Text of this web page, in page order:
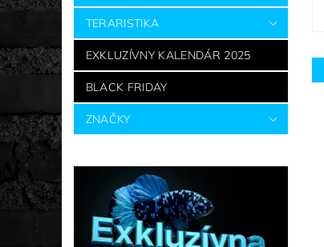
TERARISTIKA
EXKLUZÍVNY KALENDÁR 2025
BLACK FRIDAY
ZNAČKY